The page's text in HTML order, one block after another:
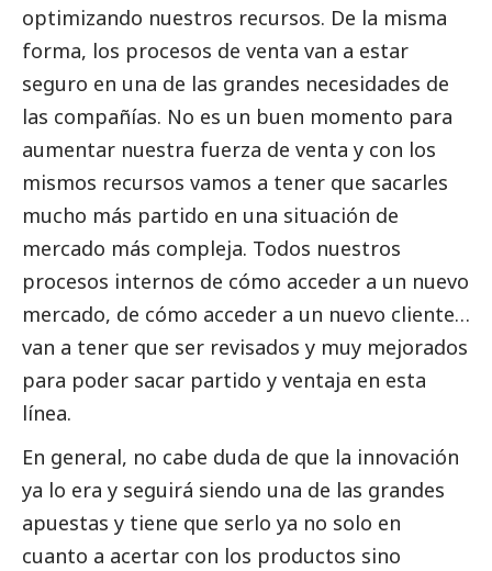
optimizando nuestros recursos. De la misma
forma, los procesos de venta van a estar
seguro en una de las grandes necesidades de
las compañías. No es un buen momento para
aumentar nuestra fuerza de venta y con los
mismos recursos vamos a tener que sacarles
mucho más partido en una situación de
mercado más compleja. Todos nuestros
procesos internos de cómo acceder a un nuevo
mercado, de cómo acceder a un nuevo cliente…
van a tener que ser revisados y muy mejorados
para poder sacar partido y ventaja en esta
línea.
En general, no cabe duda de que la innovación
ya lo era y seguirá siendo una de las grandes
apuestas y tiene que serlo ya no solo en
cuanto a acertar con los productos sino